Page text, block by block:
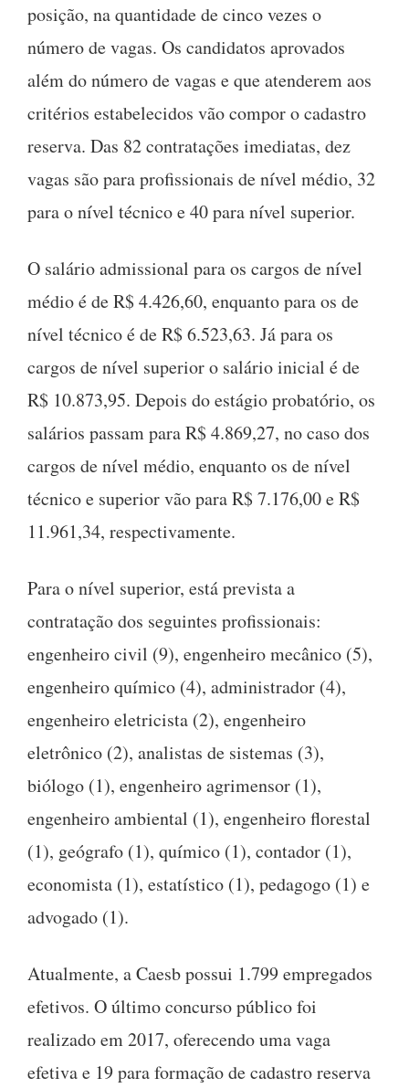
posição, na quantidade de cinco vezes o
número de vagas. Os candidatos aprovados
além do número de vagas e que atenderem aos
critérios estabelecidos vão compor o cadastro
reserva. Das 82 contratações imediatas, dez
vagas são para profissionais de nível médio, 32
para o nível técnico e 40 para nível superior.
O salário admissional para os cargos de nível
médio é de R$ 4.426,60, enquanto para os de
nível técnico é de R$ 6.523,63. Já para os
cargos de nível superior o salário inicial é de
R$ 10.873,95. Depois do estágio probatório, os
salários passam para R$ 4.869,27, no caso dos
cargos de nível médio, enquanto os de nível
técnico e superior vão para R$ 7.176,00 e R$
11.961,34, respectivamente.
Para o nível superior, está prevista a
contratação dos seguintes profissionais:
engenheiro civil (9), engenheiro mecânico (5),
engenheiro químico (4), administrador (4),
engenheiro eletricista (2), engenheiro
eletrônico (2), analistas de sistemas (3),
biólogo (1), engenheiro agrimensor (1),
engenheiro ambiental (1), engenheiro florestal
(1), geógrafo (1), químico (1), contador (1),
economista (1), estatístico (1), pedagogo (1) e
advogado (1).
Atualmente, a Caesb possui 1.799 empregados
efetivos. O último concurso público foi
realizado em 2017, oferecendo uma vaga
efetiva e 19 para formação de cadastro reserva